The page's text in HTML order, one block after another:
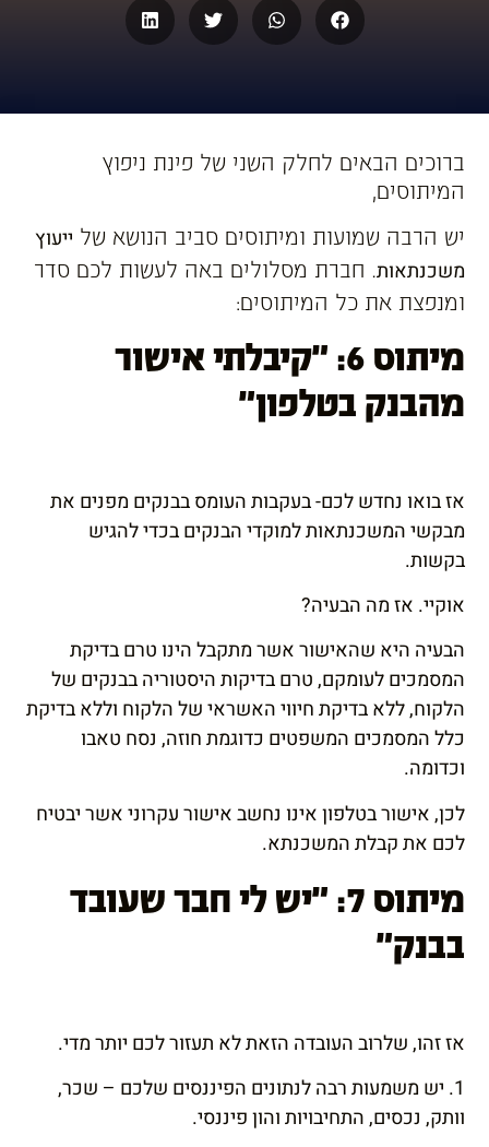
הוסף קו תחתון לקישורים
לאפס
כל
השארת משוב
ברוכים הבאים לחלק השני של פינת ניפוץ
המיתוסים,
יש הרבה שמועות ומיתוסים סביב הנושא של ייעוץ
משכנתאות. חברת מסלולים באה לעשות לכם סדר
ומנפצת את כל המיתוסים:
מיתוס 6: "קיבלתי אישור
מהבנק בטלפון"
אז בואו נחדש לכם- בעקבות העומס בבנקים מפנים את
מבקשי המשכנתאות למוקדי הבנקים בכדי להגיש
בקשות.
אוקיי. אז מה הבעיה?
הבעיה היא שהאישור אשר מתקבל הינו טרם בדיקת
המסמכים לעומקם, טרם בדיקות היסטוריה בבנקים של
הלקוח, ללא בדיקת חיווי האשראי של הלקוח וללא בדיקת
כלל המסמכים המשפטים כדוגמת חוזה, נסח טאבו
וכדומה.
לכן, אישור בטלפון אינו נחשב אישור עקרוני אשר יבטיח
לכם את קבלת המשכנתא.
מיתוס 7: "יש לי חבר שעובד
בבנק"
אז זהו, שלרוב העובדה הזאת לא תעזור לכם יותר מדי.
1. יש משמעות רבה לנתונים הפיננסים שלכם – שכר,
וותק, נכסים, התחיבויות והון פיננסי.